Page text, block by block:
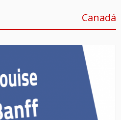
Canadá